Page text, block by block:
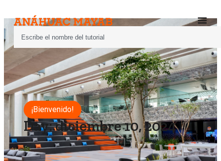
¡Bienvenido!
Day: diciembre 10, 2024